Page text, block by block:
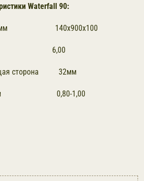
Waterfall 90:
140х900х100
6,00
сторона 32мм
0,80-1,00